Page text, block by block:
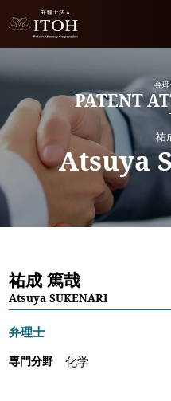
祐
Atsuya
弁
PATENT
祐成 篤哉
Atsuya SUKENARI
弁理士
専門分野 化学